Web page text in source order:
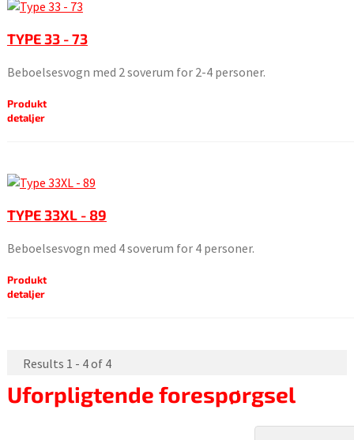
TYPE 33 - 73
Beboelsesvogn med 2 soverum for 2-4 personer.
Produkt
detaljer
TYPE 33XL - 89
Beboelsesvogn med 4 soverum for 4 personer.
Produkt
detaljer
Results 1 - 4 of 4
Uforpligtende forespørgsel